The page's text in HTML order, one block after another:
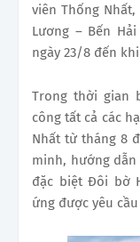
viên Thống
Lương – Bến
ngày 23/8 đến
Trong thời gian
công tất cả các
Nhất từ tháng 8
minh, hướng
đặc biệt Đôi bờ
ứng được yêu